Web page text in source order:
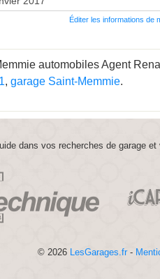
Éditer les informations de
automobiles Agent
, garage Saint-Memmie.
dans vos recherches de garage
© 2026 LesGarages.fr -